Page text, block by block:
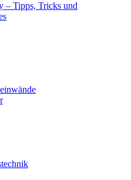
– Tipps, Tricks und